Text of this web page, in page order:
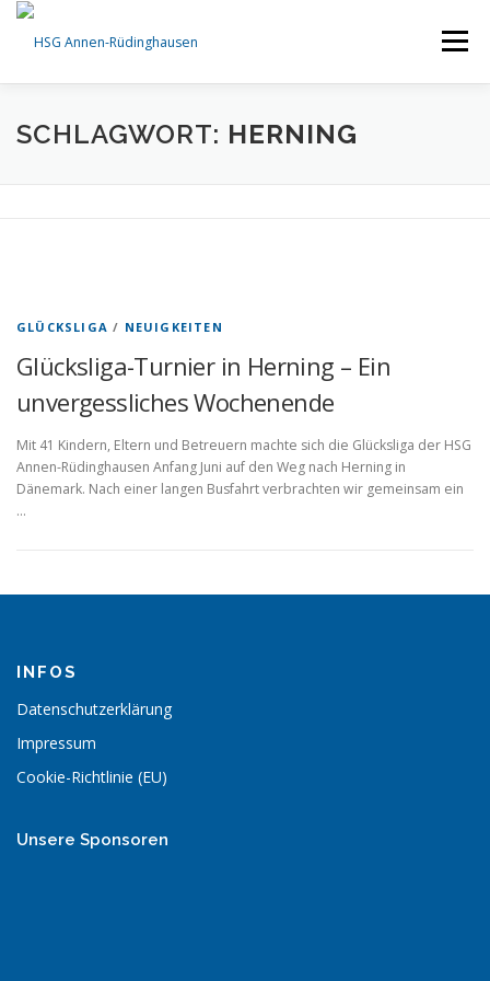
Zum
springen
Menü
STARTSEITE AKTUELLES TEAMS
SCHLAGWORT: HERNING
GLÜCKSLIGA / NEUIGKEITEN
Glücksliga-Turnier in Herning – Ein
unvergessliches Wochenende
Mit 41 Kindern, Eltern und Betreuern machte sich die Glücksliga der HSG
Annen-Rüdinghausen Anfang Juni auf den Weg nach Herning in
Dänemark. Nach einer langen Busfahrt verbrachten wir gemeinsam ein
…
INFOS
Datenschutzerklärung
Impressum
Cookie-Richtlinie (EU)
Unsere Sponsoren